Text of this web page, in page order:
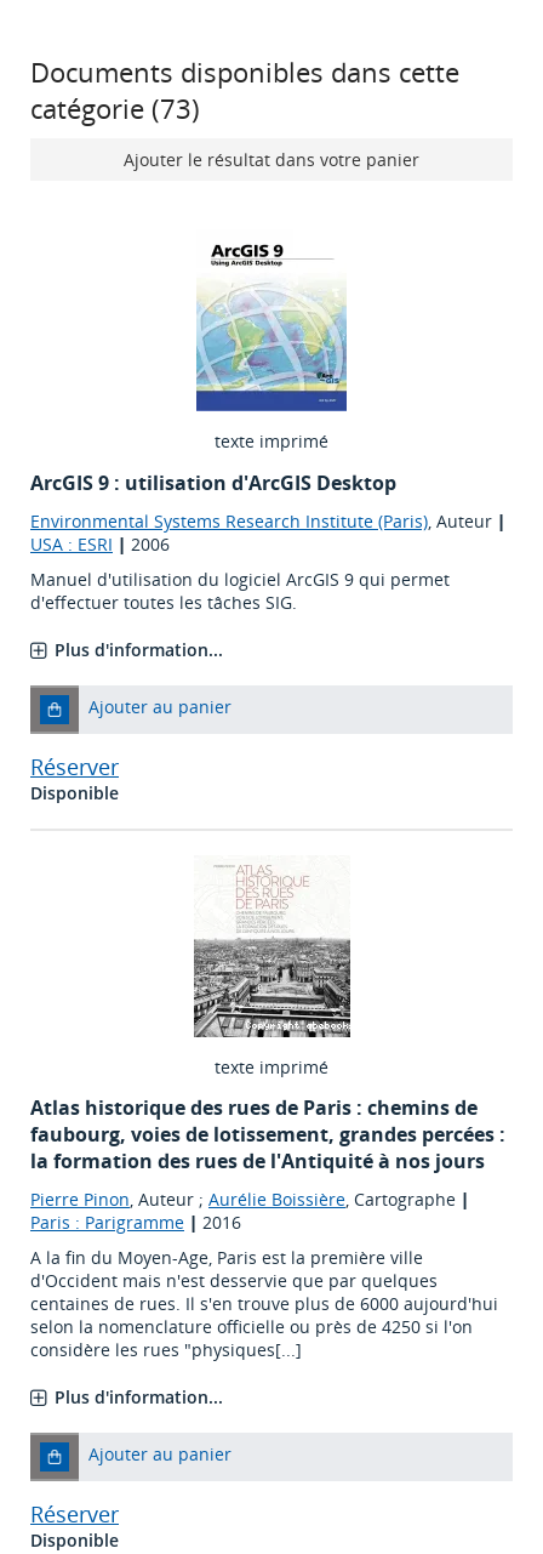
Documents disponibles dans cette
catégorie (73)
Ajouter le résultat dans votre panier
texte imprimé
ArcGIS 9 : utilisation d'ArcGIS Desktop
Environmental Systems Research Institute (Paris), Auteur |
USA : ESRI | 2006
Manuel d'utilisation du logiciel ArcGIS 9 qui permet
d'effectuer toutes les tâches SIG.
Plus d'information...
Ajouter au panier
Réserver
Disponible
texte imprimé
Atlas historique des rues de Paris : chemins de
faubourg, voies de lotissement, grandes percées :
la formation des rues de l'Antiquité à nos jours
Pierre Pinon, Auteur ; Aurélie Boissière, Cartographe |
Paris : Parigramme | 2016
A la fin du Moyen-Age, Paris est la première ville
d'Occident mais n'est desservie que par quelques
centaines de rues. Il s'en trouve plus de 6000 aujourd'hui
selon la nomenclature officielle ou près de 4250 si l'on
considère les rues "physiques[...]
Plus d'information...
Ajouter au panier
Réserver
Disponible